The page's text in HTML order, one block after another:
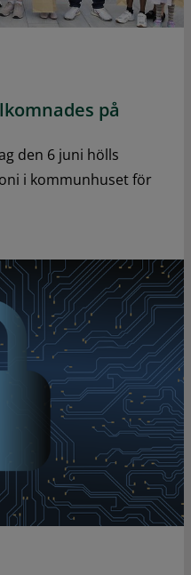
på
den 6 juni hölls
i kommunhuset för